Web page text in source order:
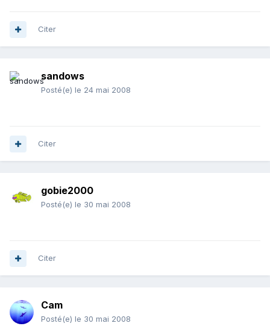
Citer
sandows
Posté(e) le 24 mai 2008
Citer
gobie2000
Posté(e) le 30 mai 2008
Citer
Cam
Posté(e) le 30 mai 2008